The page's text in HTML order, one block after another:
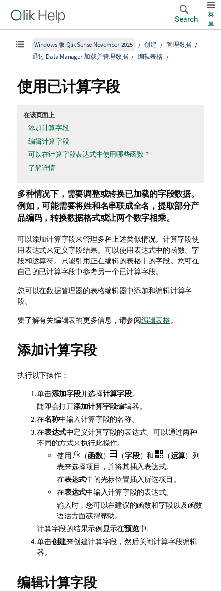
Search
菜
单
Windows 版 Qlik Sense November 2025 创建
管理数据
通过 Data Manager 加载并管理数据
编辑表格
使用已计算字段
在该页面上
添加计算字段
编辑计算字段
可以在计算字段表达式中使用哪些函数？
了解详情
多种情况下，需要调整或转换已加载的字段数据。
例如，可能需要将姓和名串联成全名，提取部分产
品编码，转换数据格式或让两个数字相乘。
可以添加计算字段来管理多种上述类似情况。计算字段使
用表达式来定义字段结果。可以使用表达式中的函数、字
段和运算符。只能引用正在编辑的表格中的字段。您可在
自己的已计算字段中参考另一个已计算字段。
您可以在数据管理器的表格编辑器中添加和编辑计算字
段。
要了解有关编辑表的更多信息，请参阅编辑表格。
添加计算字段
执行以下操作：
单击添加字段并选择计算字段。
随即会打开添加计算字段编辑器。
在名称中输入计算字段的名称。
在表达式中定义计算字段的表达式。可以通过两种
不同的方式来执行此操作。
使用
（函数） （字段）和 （运算）列
表来选择项目，并将其插入表达式。
在表达式中的光标位置插入所选项目。
在表达式中输入计算字段的表达式。
输入时，您可以在建议的函数和字段以及函数
语法方面获得帮助。
计算字段的结果示例显示在预览中。
单击创建来创建计算字段，然后关闭计算字段编辑
器。
编辑计算字段